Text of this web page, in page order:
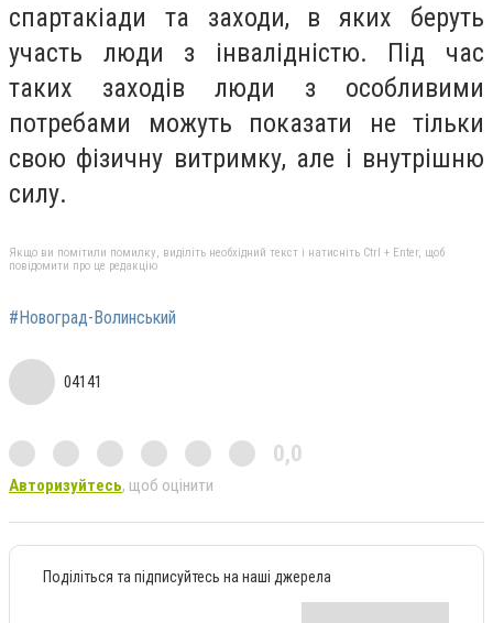
спартакіади та заходи, в яких беруть
участь люди з інвалідністю. Під час
таких заходів люди з особливими
потребами можуть показати не тільки
свою фізичну витримку, але і внутрішню
силу.
Якщо ви помітили помилку, виділіть необхідний текст і натисніть Ctrl + Enter, щоб
повідомити про це редакцію
#Новоград-Волинський
04141
0,0
Авторизуйтесь, щоб оцінити
Поділіться та підписуйтесь на наші джерела